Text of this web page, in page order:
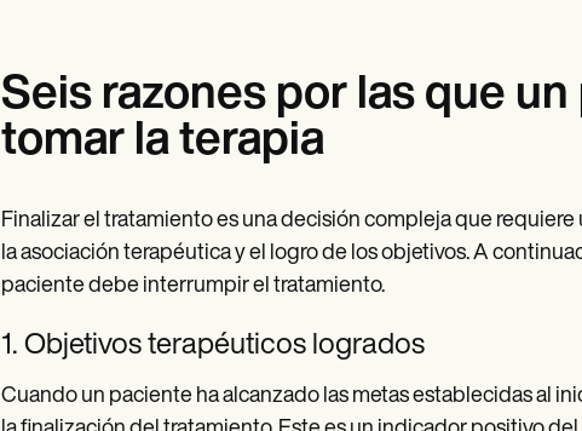
Seis razones por las que
tomar la terapia
Finalizar el tratamiento es una decisión compleja que
la asociación terapéutica y el logro de los objetivos. A
paciente debe interrumpir el tratamiento.
1. Objetivos terapéuticos logrados
Cuando un paciente ha alcanzado las metas establecidas al